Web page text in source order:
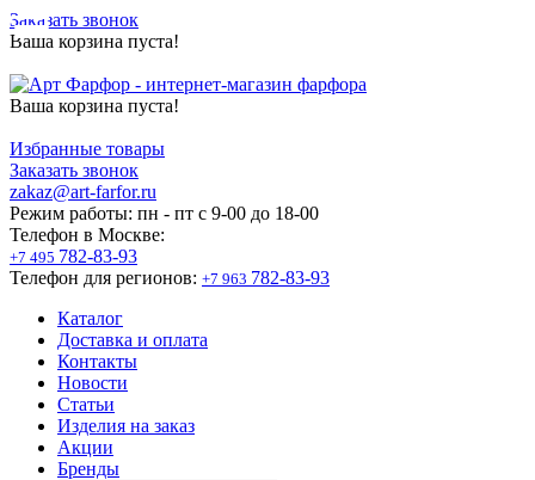
Заказать звонок
Ваша корзина пуста!
Ваша корзина пуста!
Избранные товары
Заказать звонок
zakaz@art-farfor.ru
Режим работы: пн - пт c 9-00 до 18-00
Телефон в Москве:
+7 495 782-83-93
Телефон для регионов: +7 963 782-83-93
Каталог
Доставка и оплата
Контакты
Новости
Статьи
Изделия на заказ
Акции
Бренды